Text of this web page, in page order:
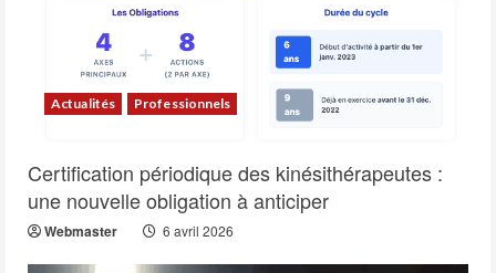
Actualités Professionnels
Certification périodique des kinésithérapeutes :
une nouvelle obligation à anticiper
Webmaster 6 avril 2026